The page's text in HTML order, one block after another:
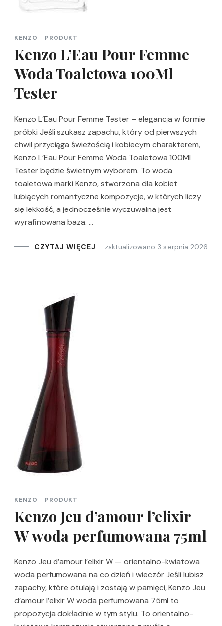
KENZO PRODUKT
Kenzo L’Eau Pour Femme
Woda Toaletowa 100Ml
Tester
Kenzo L’Eau Pour Femme Tester – elegancja w formie
próbki Jeśli szukasz zapachu, który od pierwszych
chwil przyciąga świeżością i kobiecym charakterem,
Kenzo L’Eau Pour Femme Woda Toaletowa 100Ml
Tester będzie świetnym wyborem. To woda
toaletowa marki Kenzo, stworzona dla kobiet
lubiących romantyczne kompozycje, w których liczy
się lekkość, a jednocześnie wyczuwalna jest
wyrafinowana baza. …
CZYTAJ WIĘCEJ zaktualizowano 3 sierpnia 2026
KENZO PRODUKT
Kenzo Jeu d’amour l’elixir
W woda perfumowana 75ml
Kenzo Jeu d’amour l’elixir W — orientalno-kwiatowa
woda perfumowana na co dzień i wieczór Jeśli lubisz
zapachy, które otulają i zostają w pamięci, Kenzo Jeu
d’amour l’elixir W woda perfumowana 75ml to
propozycja dokładnie w tym stylu. To orientalno-